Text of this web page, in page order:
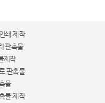
쇄 제작
판촉물
제작
판촉물
물
물 제작